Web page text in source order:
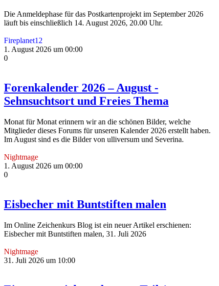
Die Anmeldephase für das Postkartenprojekt im September 2026
läuft bis einschließlich 14. August 2026, 20.00 Uhr.
Fireplanet12
1. August 2026 um 00:00
0
Forenkalender 2026 – August -
Sehnsuchtsort und Freies Thema
Monat für Monat erinnern wir an die schönen Bilder, welche
Mitglieder dieses Forums für unseren Kalender 2026 erstellt haben.
Im August sind es die Bilder von ulliversum und Severina.
Nightmage
1. August 2026 um 00:00
0
Eisbecher mit Buntstiften malen
Im Online Zeichenkurs Blog ist ein neuer Artikel erschienen:
Eisbecher mit Buntstiften malen, 31. Juli 2026
Nightmage
31. Juli 2026 um 10:00